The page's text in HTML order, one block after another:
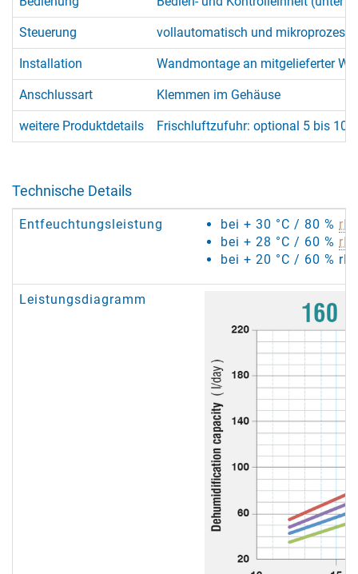
Steuerung vollautomatisch und
Installation Wandmontage an mitgelieferter
Anschlussart Klemmen im Gehäuse
weitere Produktdetails Frischluftzufuhr: optional 5 bis 10
Technische Details
Entfeuchtungsleistung bei + 30 °C / 80 % rF
bei + 28 °C / 60 % rF
bei + 20 °C / 60 %
Leistungsdiagramm